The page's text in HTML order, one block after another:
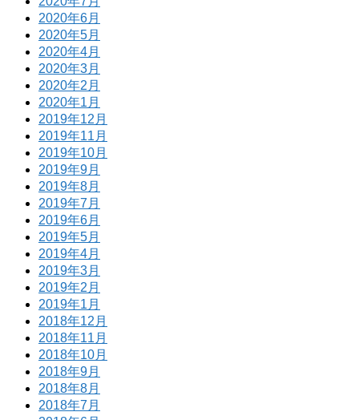
2020年6月
2020年5月
2020年4月
2020年3月
2020年2月
2020年1月
2019年12月
2019年11月
2019年10月
2019年9月
2019年8月
2019年7月
2019年6月
2019年5月
2019年4月
2019年3月
2019年2月
2019年1月
2018年12月
2018年11月
2018年10月
2018年9月
2018年8月
2018年7月